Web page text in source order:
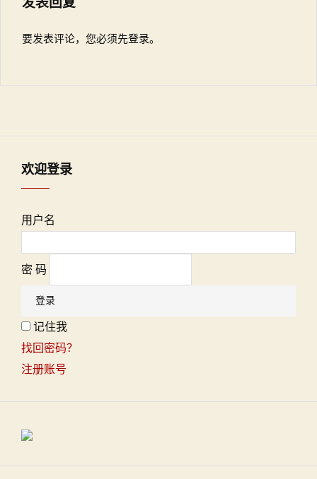
要发表评论，您必须先登录。
欢迎登录
用户名
密 码
记住我
找回密码？
注册账号